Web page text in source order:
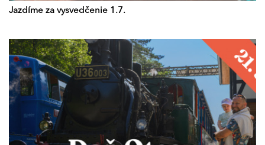
Jazdíme za vysvedčenie 1.7.